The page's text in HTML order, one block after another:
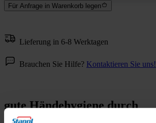
Für Anfrage in Warenkorb legen
Lieferung in 6-8 Werktagen
Brauchen Sie Hilfe? Kontaktieren Sie uns!
gute Händehygiene durch
berührungslose Ausgabe